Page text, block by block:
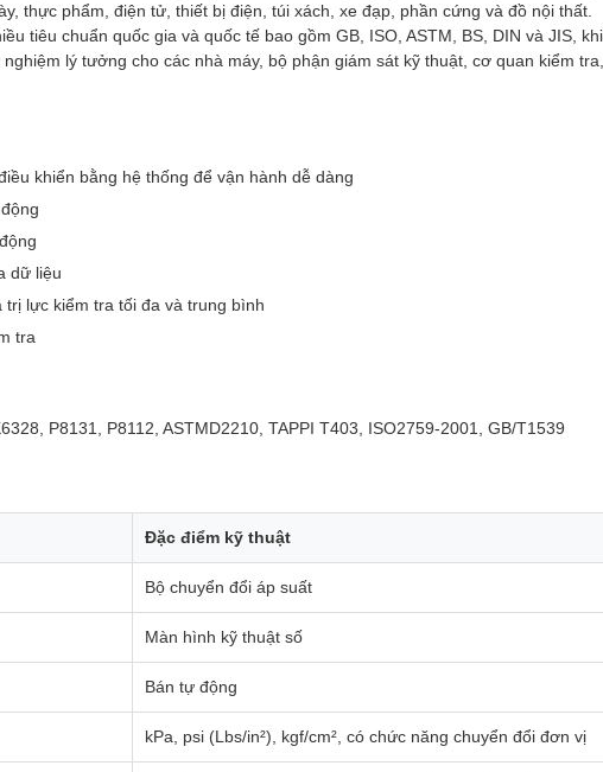
thực phẩm, điện tử, thiết bị điện, túi xách, xe đạp, phần cứng và đồ nội thất.
tiêu chuẩn quốc gia và quốc tế bao gồm GB, ISO, ASTM, BS, DIN và JIS,
lý tưởng cho các nhà máy, bộ phận giám sát kỹ thuật, cơ quan kiểm
khiển bằng hệ thống để vận hành dễ dàng
dữ liệu
lực kiểm tra tối đa và trung bình
tra
P8131, P8112, ASTMD2210, TAPPI T403, ISO2759-2001, GB/T1539
Đặc điểm kỹ thuật
Bộ chuyển đổi áp suất
Màn hình kỹ thuật số
Bán tự động
kPa, psi (Lbs/in²), kgf/cm², có chức năng chuyển đổi đơn vị